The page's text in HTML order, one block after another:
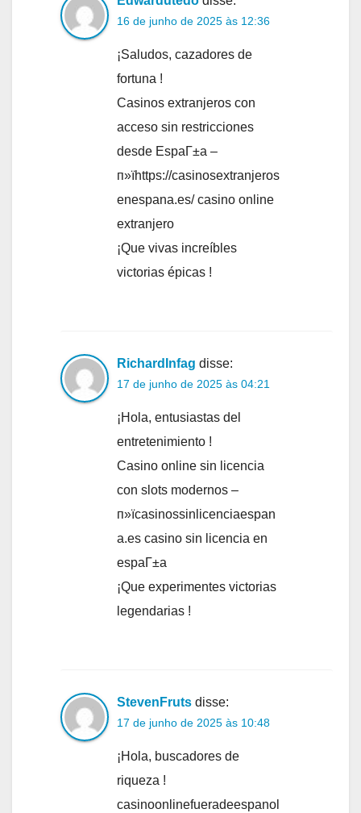
16 de junho de 2025 às 12:36
¡Saludos, cazadores de
fortuna !
Casinos extranjeros con
acceso sin restricciones
desde EspaГ±a –
п»їhttps://casinosextranjeros
enespana.es/ casino online
extranjero
¡Que vivas increíbles
victorias épicas !
RichardInfag disse:
17 de junho de 2025 às 04:21
¡Hola, entusiastas del
entretenimiento !
Casino online sin licencia
con slots modernos –
п»їcasinossinlicenciaespan
a.es casino sin licencia en
espaГ±a
¡Que experimentes victorias
legendarias !
StevenFruts disse:
17 de junho de 2025 às 10:48
¡Hola, buscadores de
riqueza !
casinoonlinefueradeespanol